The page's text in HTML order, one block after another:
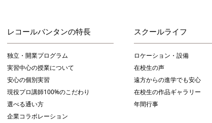
レコールバンタンの特長
独立・開業プログラム
実習中心の授業について
安心の個別実習
現役プロ講師100%のこだわり
選べる通い方
企業コラボレーション
スクールライフ
ロケーション・設備
在校生の声
遠方からの進学でも安心
在校生の作品ギャラリー
年間行事